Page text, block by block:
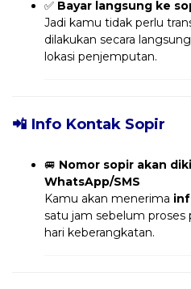
✅ Bayar langsung ke
Jadi kamu tidak perlu
dilakukan secara
lokasi penjemputan.
📲 Info Kontak Sopir
🚐 Nomor sopir akan
WhatsApp/SMS
Kamu akan menerima
satu jam sebelum
hari keberangkatan.